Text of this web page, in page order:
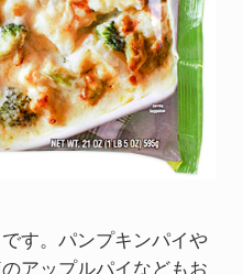
す。パンプキンパイや
アップルパイなどもお